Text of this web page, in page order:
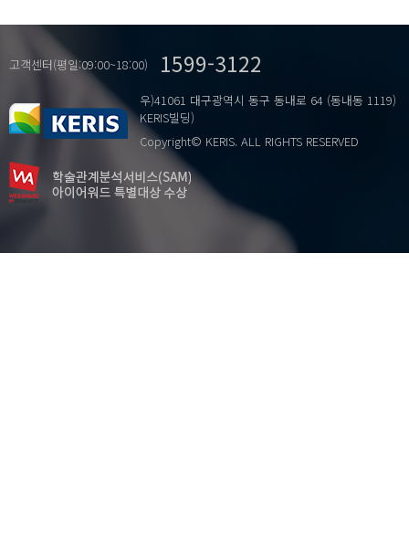
고객센터(평일:09:00~18:00) 1599-3122
우)41061 대구광역시 동구 동내로 64 (동내동 1119)
KERIS빌딩)
Copyright© KERIS. ALL RIGHTS RESERVED